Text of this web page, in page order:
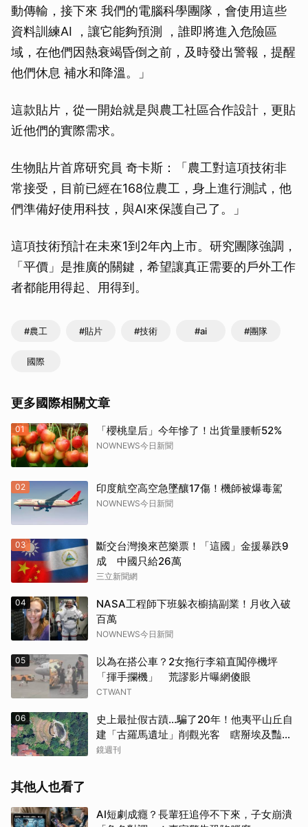
動傳輸，接下來 我們的電腦科學團隊，會使用這些
資料訓練AI ，讓它能夠預測 ，誰即將進入危險區
域，在他們因熱衰竭昏倒之前，及時發出警報，提醒
他們休息 補水和降溫。」
這款貼片，從一開始就是與農工社區合作設計，更貼
近他們的實際需求。
生物貼片首席研究員 奇卡斯：「農工對這項技術非
常接受，目前已經在168位農工，身上進行測試，他
們準備好使用科技，與AI來保護自己了。」
這項技術預計在未來1到2年內上市。研究團隊強調，
「平價」是推廣的關鍵，希望讓真正需要的戶外工作
者都能用得起、用得到。
#農工 #貼片 #技術 #ai #團隊
國際
更多國際相關文章
01 「櫻桃皇后」今年慘了！出貨量腰斬52%
NOWNEWS今日新聞
02 印度航空高空急墜釀17傷！機師被爆毒駕
NOWNEWS今日新聞
03
斷交台灣換來芭樂票！「這國」金援暴跌9
成 中國只給26萬
三立新聞網
04
NASA工程師下班躲衣櫥搞副業！月收入破
百萬
NOWNEWS今日新聞
05
以為在搭公車？2女拖行李箱直闖停機坪
「揮手攔機」 荒謬影片曝網傻眼
CTWANT
06
史上最扯假古蹟...騙了20年！他夷平山丘自
建「古羅馬遺址」削觀光客 瞎掰埃及豔
后、茱麗葉來過
鏡週刊
其他人也看了
AI短劇成癮？長輩狂追停不下來，子女崩潰